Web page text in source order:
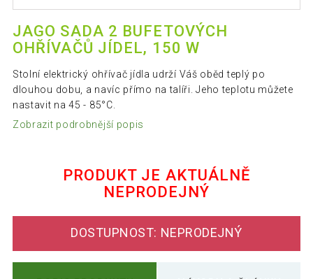
JAGO SADA 2 BUFETOVÝCH
OHŘÍVAČŮ JÍDEL, 150 W
Stolní elektrický ohřívač jídla udrží Váš oběd teplý po
dlouhou dobu, a navíc přímo na talíři. Jeho teplotu můžete
nastavit na 45 - 85°C.
Zobrazit podrobnější popis
PRODUKT JE AKTUÁLNĚ
NEPRODEJNÝ
DOSTUPNOST: NEPRODEJNÝ